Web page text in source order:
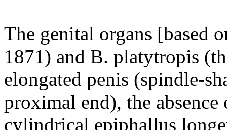
The genital organs [based
1871) and B. platytropis
elongated penis (spindle-
proximal end), the absence
cylindrical epiphallus